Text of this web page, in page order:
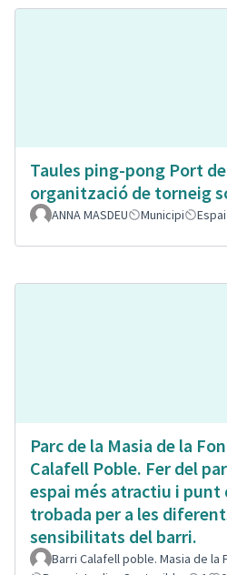
Taules ping-pong Port
organització de torneig
ANNA MASDEU Municipi
Parc de la Masia de la
Calafell Poble. Fer del
espai més atractiu i punt
trobada per a les
sensibilitats del barri.
Barri Calafell poble. Masia de la